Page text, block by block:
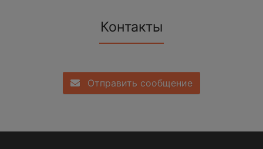
Контакты
Отправить сообщение